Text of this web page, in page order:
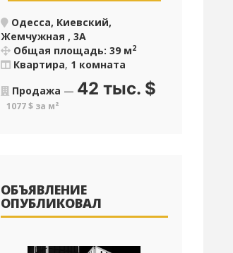
Одесса, Киевский,
Жемчужная , 3А
Общая площадь: 39 м2
Квартира, 1 комната
Продажа — 42 тыс. $
1077 $ за м²
ОБЪЯВЛЕНИЕ
ОПУБЛИКОВАЛ